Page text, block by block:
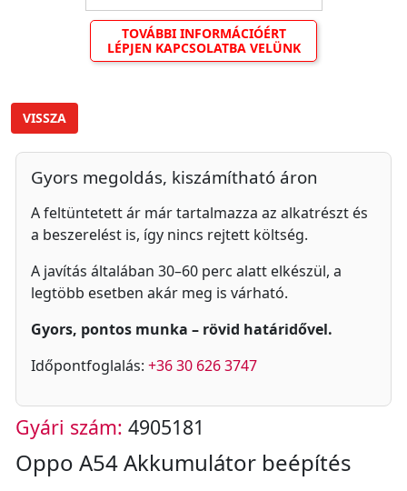
TOVÁBBI INFORMÁCIÓÉRT
LÉPJEN KAPCSOLATBA VELÜNK
VISSZA
Gyors megoldás, kiszámítható áron
A feltüntetett ár már tartalmazza az alkatrészt és
a beszerelést is, így nincs rejtett költség.
A javítás általában 30–60 perc alatt elkészül, a
legtöbb esetben akár meg is várható.
Gyors, pontos munka – rövid határidővel.
Időpontfoglalás: +36 30 626 3747
Gyári szám: 4905181
Oppo A54 Akkumulátor beépítés